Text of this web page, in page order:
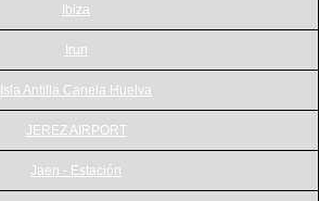
Ibiza
Irun
Isla Antilla Canela Huelva
JEREZ AIRPORT
Jaen - Estación